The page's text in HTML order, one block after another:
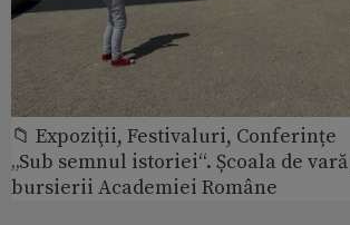
📁 Expoziţii, Festivaluri, Conferințe
„Sub semnul istoriei“. Școala de
bursierii Academiei Române